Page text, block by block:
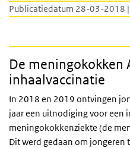
Publicatiedatum 28-03-2018
De meningokokken
inhaalvaccinatie
In 2018 en 2019 ontvingen
jaar een uitnodiging voor een
meningokokkenziekte (de
Dit werd gedaan om jongeren